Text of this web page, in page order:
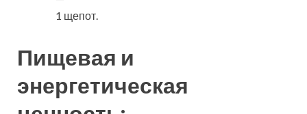
1 щепот.
Пищевая и
энергетическая